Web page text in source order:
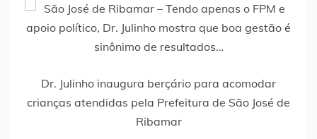
Dr. Julinho inaugura berçário para acomodar
crianças atendidas pela Prefeitura de São José de
Ribamar